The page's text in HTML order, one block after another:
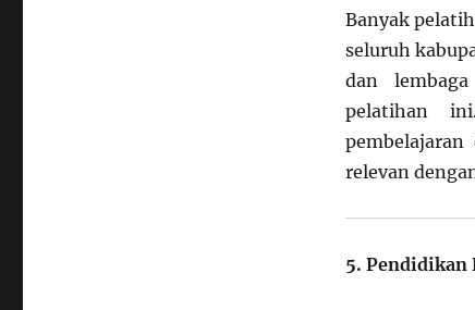
Banyak
seluruh
dan
pelatihan
relevan
5. Pendidikan